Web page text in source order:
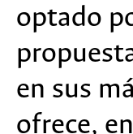
optado
en sus
ofrece,